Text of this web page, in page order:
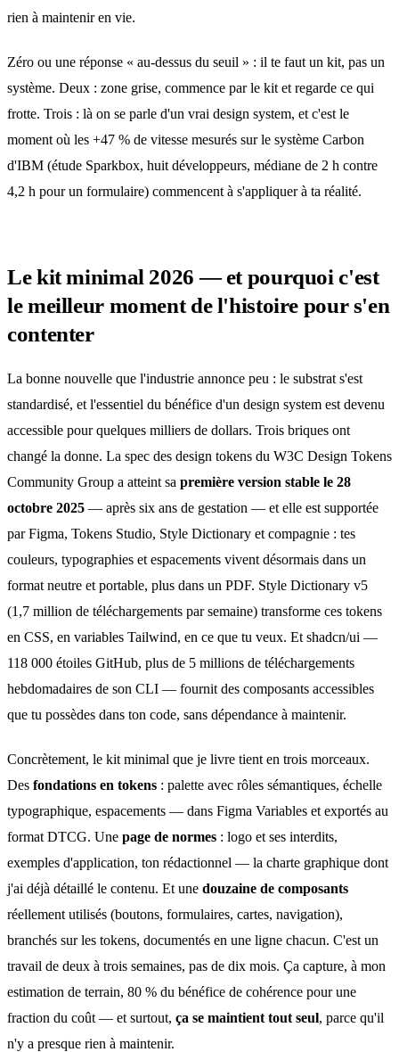
rien à maintenir en vie.
Zéro ou une réponse « au-dessus du seuil » : il te faut un kit, pas un
système. Deux : zone grise, commence par le kit et regarde ce qui
frotte. Trois : là on se parle d'un vrai design system, et c'est le
moment où les +47 % de vitesse mesurés sur le système Carbon
d'IBM (étude Sparkbox, huit développeurs, médiane de 2 h contre
4,2 h pour un formulaire) commencent à s'appliquer à ta réalité.
Le kit minimal 2026 — et pourquoi c'est
le meilleur moment de l'histoire pour s'en
contenter
La bonne nouvelle que l'industrie annonce peu : le substrat s'est
standardisé, et l'essentiel du bénéfice d'un design system est devenu
accessible pour quelques milliers de dollars. Trois briques ont
changé la donne. La spec des design tokens du W3C Design Tokens
Community Group a atteint sa première version stable le 28
octobre 2025 — après six ans de gestation — et elle est supportée
par Figma, Tokens Studio, Style Dictionary et compagnie : tes
couleurs, typographies et espacements vivent désormais dans un
format neutre et portable, plus dans un PDF. Style Dictionary v5
(1,7 million de téléchargements par semaine) transforme ces tokens
en CSS, en variables Tailwind, en ce que tu veux. Et shadcn/ui —
118 000 étoiles GitHub, plus de 5 millions de téléchargements
hebdomadaires de son CLI — fournit des composants accessibles
que tu possèdes dans ton code, sans dépendance à maintenir.
Concrètement, le kit minimal que je livre tient en trois morceaux.
Des fondations en tokens : palette avec rôles sémantiques, échelle
typographique, espacements — dans Figma Variables et exportés au
format DTCG. Une page de normes : logo et ses interdits,
exemples d'application, ton rédactionnel — la charte graphique dont
j'ai déjà détaillé le contenu. Et une douzaine de composants
réellement utilisés (boutons, formulaires, cartes, navigation),
branchés sur les tokens, documentés en une ligne chacun. C'est un
travail de deux à trois semaines, pas de dix mois. Ça capture, à mon
estimation de terrain, 80 % du bénéfice de cohérence pour une
fraction du coût — et surtout, ça se maintient tout seul, parce qu'il
n'y a presque rien à maintenir.